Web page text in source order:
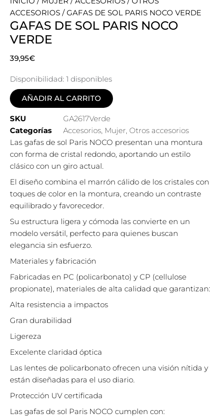
ACCESORIOS / GAFAS DE SOL PARIS NOCO VERDE
GAFAS DE SOL PARIS NOCO
VERDE
39,95€
Disponibilidad: 1 disponibles
AÑADIR AL CARRITO
SKU
GA2617Verde
Categorías
Accesorios, Mujer, Otros accesorios
Las gafas de sol Paris NOCO presentan una montura
con forma de cristal redondo, aportando un estilo
clásico con un giro actual.
El diseño combina el marrón cálido de los cristales con
toques de color en la montura, creando un contraste
equilibrado y favorecedor.
Su estructura ligera y cómoda las convierte en un
modelo versátil, perfecto para quienes buscan
elegancia sin esfuerzo.
Materiales y fabricación
Fabricadas en PC (policarbonato) y CP (cellulose
propionate), materiales de alta calidad que garantizan:
Alta resistencia a impactos
Gran durabilidad
Ligereza
Excelente claridad óptica
Las lentes de policarbonato ofrecen una visión nítida y
están diseñadas para el uso diario.
Protección UV certificada
Las gafas de sol Paris NOCO cumplen con: